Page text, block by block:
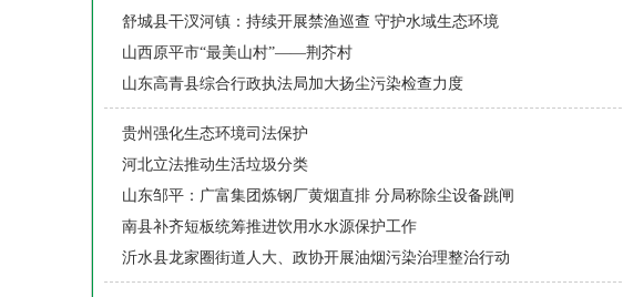
舒城县干汊河镇：持续开展禁渔巡查 守护水域生态环境
山西原平市“最美山村”——荆芥村
山东高青县综合行政执法局加大扬尘污染检查力度
贵州强化生态环境司法保护
河北立法推动生活垃圾分类
山东邹平：广富集团炼钢厂黄烟直排 分局称除尘设备跳闸
南县补齐短板统筹推进饮用水水源保护工作
沂水县龙家圈街道人大、政协开展油烟污染治理整治行动